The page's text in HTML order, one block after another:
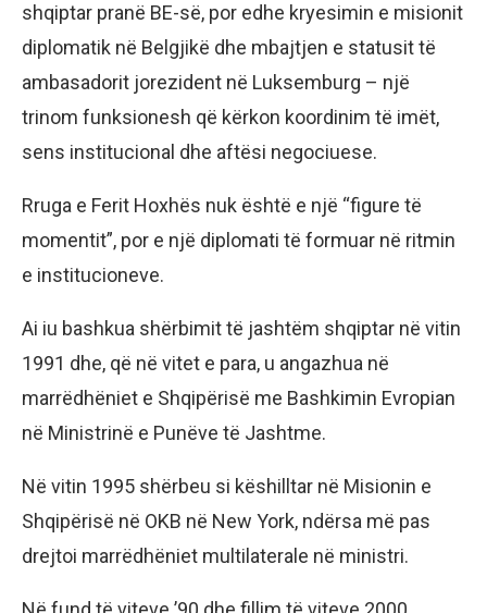
shqiptar pranë BE-së, por edhe kryesimin e misionit
diplomatik në Belgjikë dhe mbajtjen e statusit të
ambasadorit jorezident në Luksemburg – një
trinom funksionesh që kërkon koordinim të imët,
sens institucional dhe aftësi negociuese.
Rruga e Ferit Hoxhës nuk është e një “figure të
momentit”, por e një diplomati të formuar në ritmin
e institucioneve.
Ai iu bashkua shërbimit të jashtëm shqiptar në vitin
1991 dhe, që në vitet e para, u angazhua në
marrëdhëniet e Shqipërisë me Bashkimin Evropian
në Ministrinë e Punëve të Jashtme.
Në vitin 1995 shërbeu si këshilltar në Misionin e
Shqipërisë në OKB në New York, ndërsa më pas
drejtoi marrëdhëniet multilaterale në ministri.